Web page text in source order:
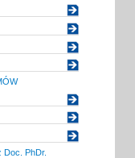
PhDr.